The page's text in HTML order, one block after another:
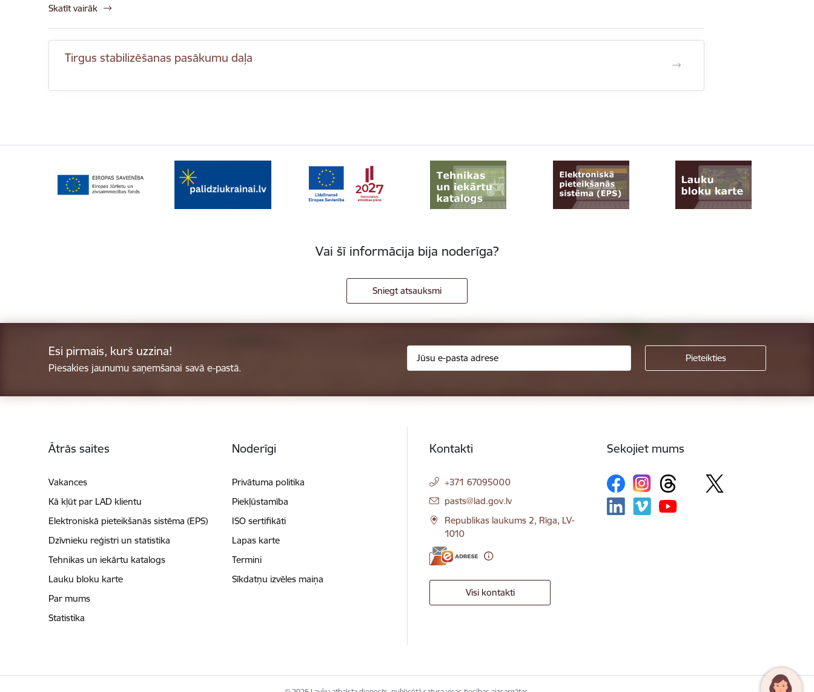
Skatīt vairāk
Tirgus stabilizēšanas pasākumu daļa
Vai šī informācija bija noderīga?
Sniegt atsauksmi
Esi pirmais, kurš uzzina!
Piesakies jaunumu saņemšanai savā e-pastā.
Ātrās saites
Vakances
Kā kļūt par LAD klientu
Elektroniskā pieteikšanās sistēma (EPS)
Dzīvnieku reģistri un statistika
Tehnikas un iekārtu katalogs
Lauku bloku karte
Par mums
Statistika
Noderīgi
Privātuma politika
Piekļūstamība
ISO sertifikāti
Lapas karte
Termini
Sīkdatņu izvēles maiņa
Kontakti
+371 67095000
E-pasts:
pasts@lad.gov.lv
Republikas laukums 2, Rīga, LV-
1010
Visi kontakti
Sekojiet mums